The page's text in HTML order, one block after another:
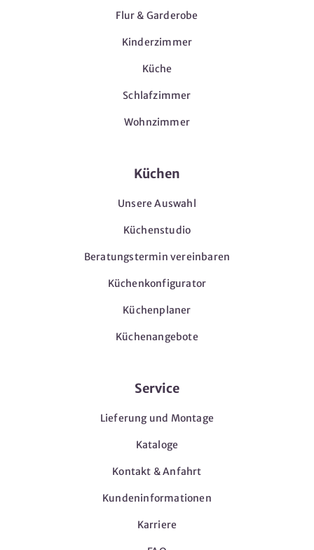
Flur & Garderobe
Kinderzimmer
Küche
Schlafzimmer
Wohnzimmer
Küchen
Unsere Auswahl
Küchenstudio
Beratungstermin vereinbaren
Küchenkonfigurator
Küchenplaner
Küchenangebote
Service
Lieferung und Montage
Kataloge
Kontakt & Anfahrt
Kundeninformationen
Karriere